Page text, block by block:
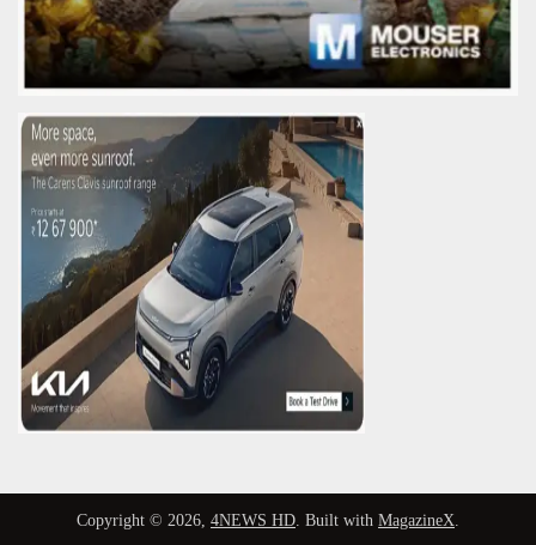
Copyright © 2026, 4NEWS HD. Built with MagazineX.